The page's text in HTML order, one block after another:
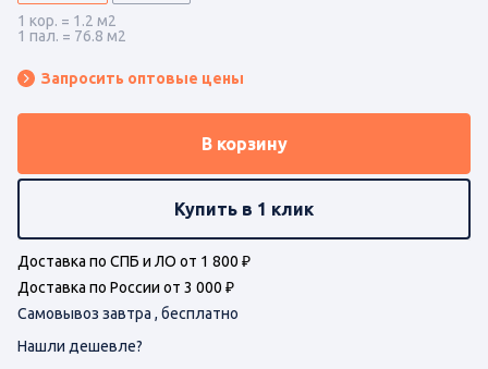
1 кор. = 1.2 м2
1 пал. = 76.8 м2
Запросить оптовые цены
В корзину
Купить в 1 клик
Доставка по СПБ и ЛО от 1 800 ₽
Доставка по России от 3 000 ₽
Самовывоз завтра , бесплатно
Нашли дешевле?